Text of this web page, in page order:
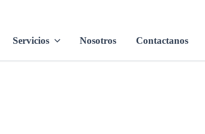
Servicios Nosotros Contactanos